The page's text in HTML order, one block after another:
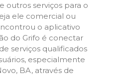
outros serviços para o
ele comercial ou
o aplicativo
do Grifo é conectar
serviços qualificados
especialmente
BA, através de